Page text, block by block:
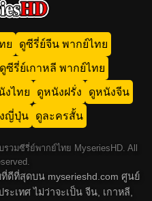
ย ดูซีรี่ย์จีน พากย์ไทย
ดูซีรี่ย์เกาหลี พากย์ไทย
งไทย ดูหนังฝรั่ง ดูหนังจีน
ญี่ปุ่น ดูละครสั้น
วมซีรี่ย์พากย์ไทย MyseriesHD. All
ดีที่สุดบน myserieshd.com ศูนย์
เทศ ไม่ว่าจะเป็น จีน, เกาหลี,